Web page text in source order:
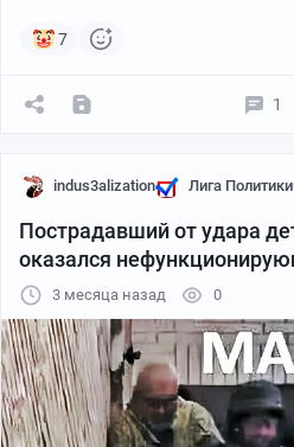
7
1
indus3alization Лига Политики
Пострадавший от удара
оказался
3 месяца назад 0